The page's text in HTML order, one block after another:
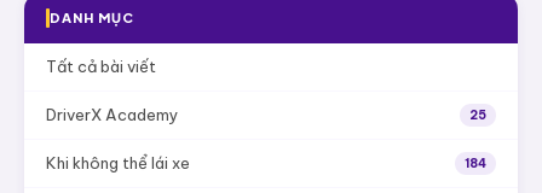
DANH MỤC
Tất cả bài viết
DriverX Academy 25
Khi không thể lái xe 184